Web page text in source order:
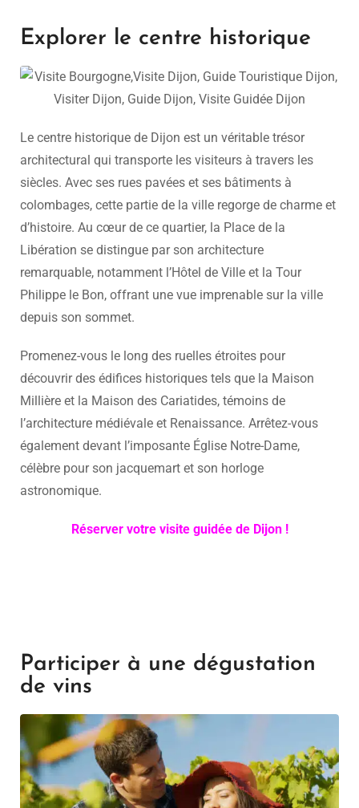
Explorer le centre historique
Le centre historique de Dijon est un véritable trésor
architectural qui transporte les visiteurs à travers les
siècles. Avec ses rues pavées et ses bâtiments à
colombages, cette partie de la ville regorge de charme et
d’histoire. Au cœur de ce quartier, la Place de la
Libération se distingue par son architecture
remarquable, notamment l’Hôtel de Ville et la Tour
Philippe le Bon, offrant une vue imprenable sur la ville
depuis son sommet.
Promenez-vous le long des ruelles étroites pour
découvrir des édifices historiques tels que la Maison
Millière et la Maison des Cariatides, témoins de
l’architecture médiévale et Renaissance. Arrêtez-vous
également devant l’imposante Église Notre-Dame,
célèbre pour son jacquemart et son horloge
astronomique.
Réserver votre visite guidée de Dijon !
Participer à une dégustation
de vins